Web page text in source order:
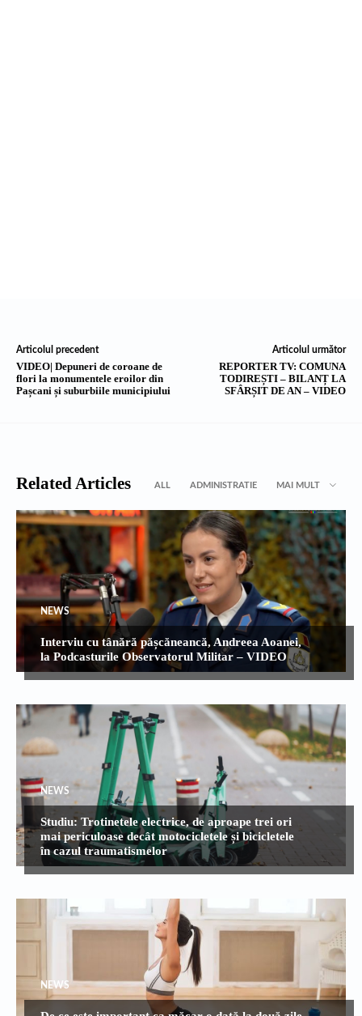
Articolul precedent
VIDEO| Depuneri de coroane de
flori la monumentele eroilor din
Pașcani și suburbiile municipiului
Articolul următor
REPORTER TV: COMUNA
TODIREȘTI – BILANȚ LA
SFÂRȘIT DE AN – VIDEO
Related Articles ALL ADMINISTRATIE MAI MULT
NEWS
Interviu cu tânără pășcăneancă, Andreea Aoanei,
la Podcasturile Observatorul Militar – VIDEO
NEWS
Studiu: Trotinetele electrice, de aproape trei ori
mai periculoase decât motocicletele și bicicletele
în cazul traumatismelor
NEWS